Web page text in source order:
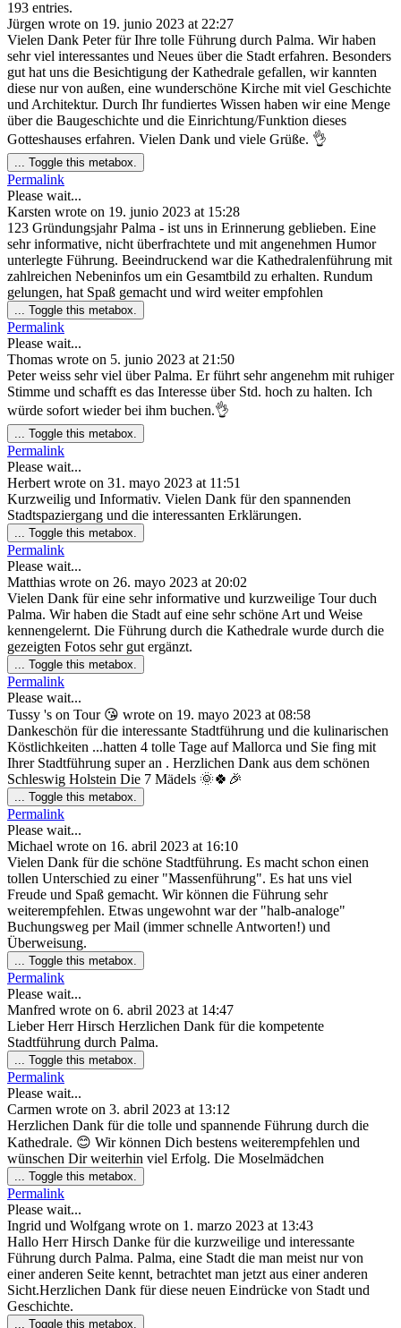
193 entries.
Jürgen wrote on 19. junio 2023 at 22:27
Vielen Dank Peter für Ihre tolle Führung durch Palma. Wir haben
sehr viel interessantes und Neues über die Stadt erfahren. Besonders
gut hat uns die Besichtigung der Kathedrale gefallen, wir kannten
diese nur von außen, eine wunderschöne Kirche mit viel Geschichte
und Architektur. Durch Ihr fundiertes Wissen haben wir eine Menge
über die Baugeschichte und die Einrichtung/Funktion dieses
Gotteshauses erfahren. Vielen Dank und viele Grüße. 👌
... Toggle this metabox.
Permalink
Please wait...
Karsten wrote on 19. junio 2023 at 15:28
123 Gründungsjahr Palma - ist uns in Erinnerung geblieben. Eine
sehr informative, nicht überfrachtete und mit angenehmen Humor
unterlegte Führung. Beeindruckend war die Kathedralenführung mit
zahlreichen Nebeninfos um ein Gesamtbild zu erhalten. Rundum
gelungen, hat Spaß gemacht und wird weiter empfohlen
... Toggle this metabox.
Permalink
Please wait...
Thomas wrote on 5. junio 2023 at 21:50
Peter weiss sehr viel über Palma. Er führt sehr angenehm mit ruhiger
Stimme und schafft es das Interesse über Std. hoch zu halten. Ich
würde sofort wieder bei ihm buchen.👌
... Toggle this metabox.
Permalink
Please wait...
Herbert wrote on 31. mayo 2023 at 11:51
Kurzweilig und Informativ. Vielen Dank für den spannenden
Stadtspaziergang und die interessanten Erklärungen.
... Toggle this metabox.
Permalink
Please wait...
Matthias wrote on 26. mayo 2023 at 20:02
Vielen Dank für eine sehr informative und kurzweilige Tour duch
Palma. Wir haben die Stadt auf eine sehr schöne Art und Weise
kennengelernt. Die Führung durch die Kathedrale wurde durch die
gezeigten Fotos sehr gut ergänzt.
... Toggle this metabox.
Permalink
Please wait...
Tussy 's on Tour 😘 wrote on 19. mayo 2023 at 08:58
Dankeschön für die interessante Stadtführung und die kulinarischen
Köstlichkeiten ...hatten 4 tolle Tage auf Mallorca und Sie fing mit
Ihrer Stadtführung super an . Herzlichen Dank aus dem schönen
Schleswig Holstein Die 7 Mädels 🌞🍀🎉
... Toggle this metabox.
Permalink
Please wait...
Michael wrote on 16. abril 2023 at 16:10
Vielen Dank für die schöne Stadtführung. Es macht schon einen
tollen Unterschied zu einer "Massenführung". Es hat uns viel
Freude und Spaß gemacht. Wir können die Führung sehr
weiterempfehlen. Etwas ungewohnt war der "halb-analoge"
Buchungsweg per Mail (immer schnelle Antworten!) und
Überweisung.
... Toggle this metabox.
Permalink
Please wait...
Manfred wrote on 6. abril 2023 at 14:47
Lieber Herr Hirsch Herzlichen Dank für die kompetente
Stadtführung durch Palma.
... Toggle this metabox.
Permalink
Please wait...
Carmen wrote on 3. abril 2023 at 13:12
Herzlichen Dank für die tolle und spannende Führung durch die
Kathedrale. 😊 Wir können Dich bestens weiterempfehlen und
wünschen Dir weiterhin viel Erfolg. Die Moselmädchen
... Toggle this metabox.
Permalink
Please wait...
Ingrid und Wolfgang wrote on 1. marzo 2023 at 13:43
Hallo Herr Hirsch Danke für die kurzweilige und interessante
Führung durch Palma. Palma, eine Stadt die man meist nur von
einer anderen Seite kennt, betrachtet man jetzt aus einer anderen
Sicht.Herzlichen Dank für diese neuen Eindrücke von Stadt und
Geschichte.
... Toggle this metabox.